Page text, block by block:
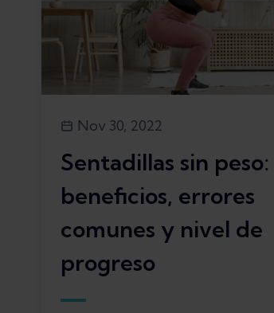
Nov 30, 2022
Sentadillas sin peso:
beneficios, errores
comunes y nivel de
progreso